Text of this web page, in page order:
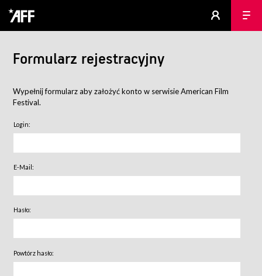
Formularz rejestracyjny
Wypełnij formularz aby założyć konto w serwisie American Film
Festival.
Login:
E-Mail:
Hasło:
Powtórz hasło: